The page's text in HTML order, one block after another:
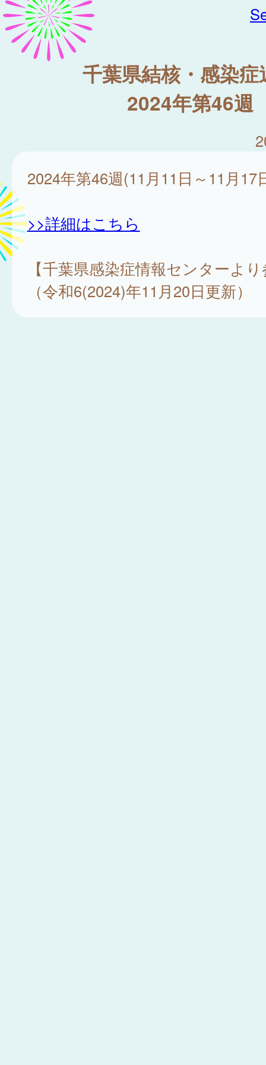
千葉県結核・感染症
2024年第46週
2024年第46週(11月11日～11月17
>>詳細はこちら
【千葉県感染症情報センターよ
（令和6(2024)年11月20日更新）